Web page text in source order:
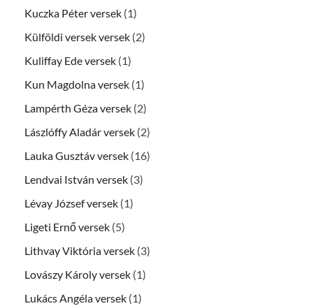
Kuczka Péter versek (1)
Külföldi versek versek (2)
Kuliffay Ede versek (1)
Kun Magdolna versek (1)
Lampérth Géza versek (2)
Lászlóffy Aladár versek (2)
Lauka Gusztáv versek (16)
Lendvai István versek (3)
Lévay József versek (1)
Ligeti Ernő versek (5)
Lithvay Viktória versek (3)
Lovászy Károly versek (1)
Lukács Angéla versek (1)